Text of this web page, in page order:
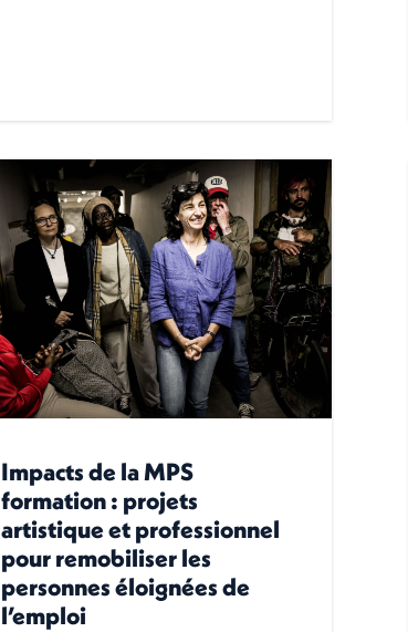
Impacts de la MPS
formation : projets
artistique et professionnel
pour remobiliser les
personnes éloignées de
l’emploi